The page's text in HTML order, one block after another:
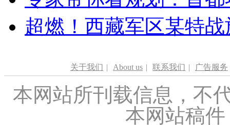
超燃！西藏军区某特
关于我们 | About us | 联系我们 | 广告服务
本网站所刊载信息，不
本网站稿